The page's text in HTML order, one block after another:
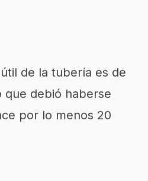
de la tubería es de
que debió haberse
por lo menos 20